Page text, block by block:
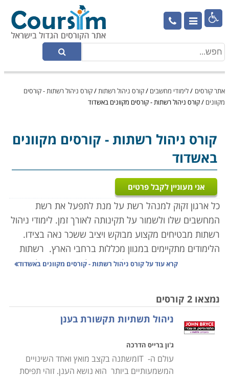

אתר קורסים /לימודי מחשבים /קורס ניהול רשתות/קורס ניהול רשתות - קורסים
מקוונים /קורס ניהול רשתות - קורסים מקוונים באשדוד
קורס ניהול רשתות- קורסים מקוונים
באשדוד
אני מעוניין לקבל פרטים
כל ארגון זקוק למנהל רשת על מנת לתפעל את רשת
המחשבים שלו ולשמור על תקינותה לאורך זמן. לימודי ניהול
רשתות מבטיחים מקצוע מבוקש ויציב ששכר נאה בצידו.
הלימודים מתקיימים במגוון מכללות ברחבי הארץ. רשתות
התקשורת משמשות כיום כלי חיוני בכל ארגון או אפילו משרד
לימודי מנהלי רשת מוצעים במסלולים שונים, כגון תחזוקת
וניהול רשתות תקשורת, מהנדס רשתות, ובהסמכות שונות
כגון MCITP ו-MCSA, הכשרה מקצועית בסיסית, וקורסים
מתקדמים לאנשי מקצוע מיומנים.
קרא עוד עלקורס ניהול רשתות - קורסים מקוונים באשדוד
נמצאו 2 קורסים
ניהול תשתיות תקשורת בענן
ג'ון ברייס הדרכה
עולם ה- ITמשתנה בקצב מואץ ואחד השינויים
המשמעותיים ביותר הוא נושא הענן. זוהי תפיסת